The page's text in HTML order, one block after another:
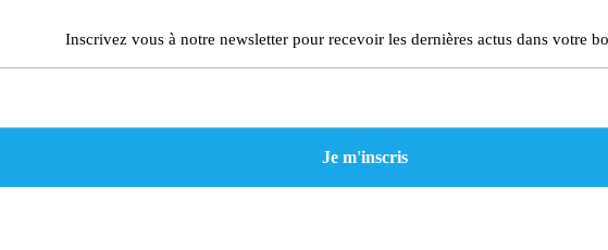
Inscrivez vous à notre newsletter pour recevoir les dernières actus dans votre